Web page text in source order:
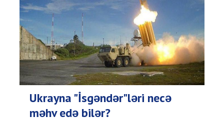
Ukrayna "İsgəndər"ləri necə
məhv edə bilər?